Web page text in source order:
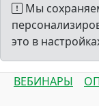
Мы
это в
ВЕБИНАРЫ